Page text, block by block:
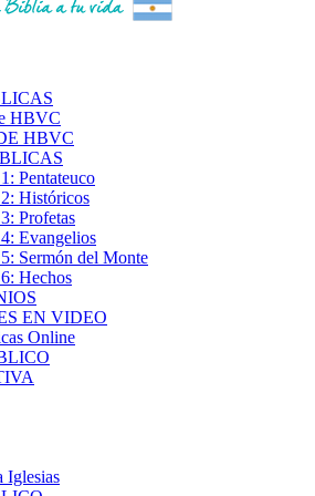
HBVC
HBVC
Pentateuco
Históricos
Profetas
Evangelios
Sermón del Monte
Hechos
EN VIDEO
Online
Iglesias